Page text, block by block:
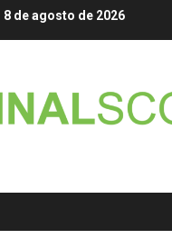
8 de agosto de 2026